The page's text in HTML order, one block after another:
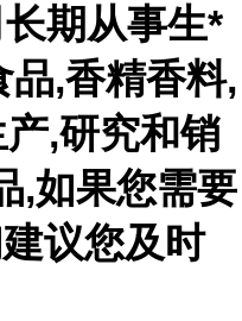
期从事生*
,香精香料,
,研究和销
,如果您需要
议您及时